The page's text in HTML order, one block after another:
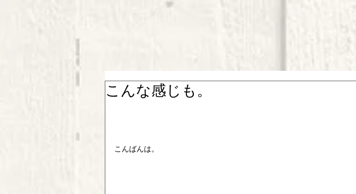
こんな感じも。
こんばんは。